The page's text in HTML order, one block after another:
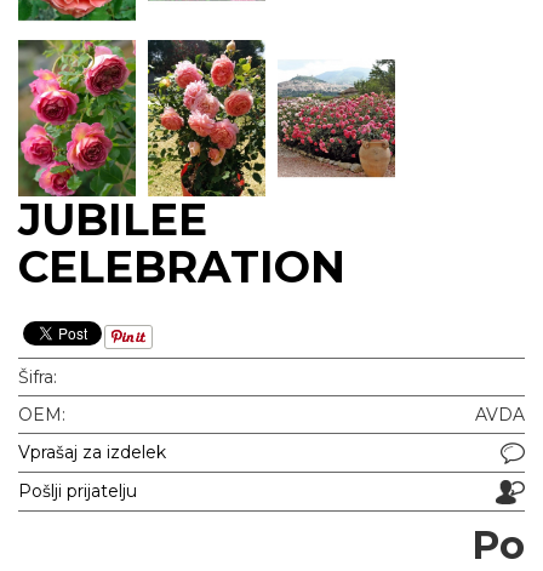
JUBILEE
CELEBRATION
Šifra:
OEM:
AVDA
Vprašaj za izdelek
Pošlji prijatelju
Po